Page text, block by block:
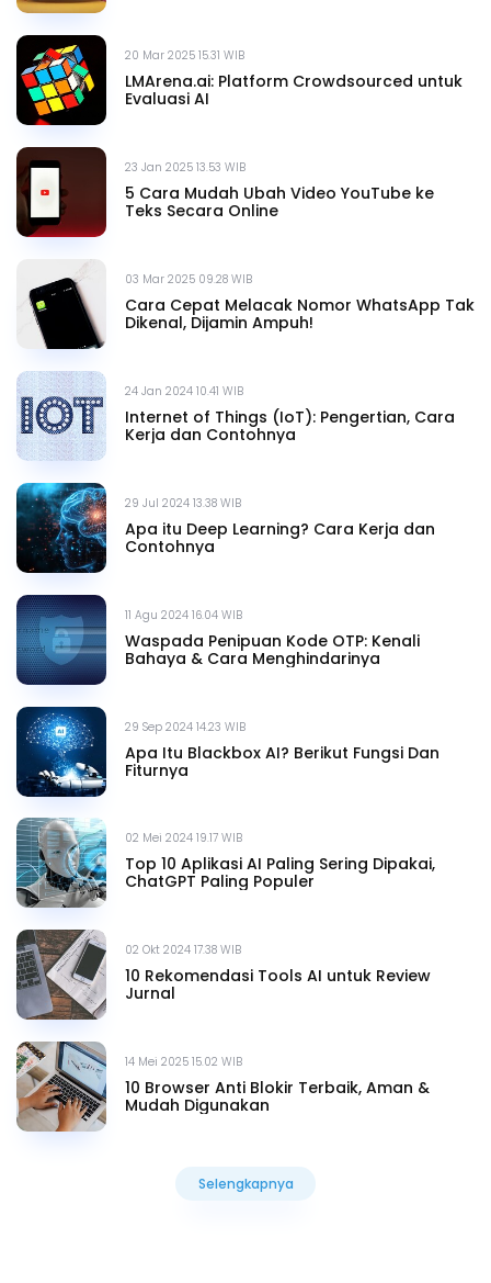
20 Mar 2025 15.31 WIB
LMArena.ai: Platform Crowdsourced untuk
Evaluasi AI
23 Jan 2025 13.53 WIB
5 Cara Mudah Ubah Video YouTube ke
Teks Secara Online
03 Mar 2025 09.28 WIB
Cara Cepat Melacak Nomor WhatsApp Tak
Dikenal, Dijamin Ampuh!
24 Jan 2024 10.41 WIB
Internet of Things (IoT): Pengertian, Cara
Kerja dan Contohnya
29 Jul 2024 13.38 WIB
Apa itu Deep Learning? Cara Kerja dan
Contohnya
11 Agu 2024 16.04 WIB
Waspada Penipuan Kode OTP: Kenali
Bahaya & Cara Menghindarinya
29 Sep 2024 14.23 WIB
Apa Itu Blackbox AI? Berikut Fungsi Dan
Fiturnya
02 Mei 2024 19.17 WIB
Top 10 Aplikasi AI Paling Sering Dipakai,
ChatGPT Paling Populer
02 Okt 2024 17.38 WIB
10 Rekomendasi Tools AI untuk Review
Jurnal
14 Mei 2025 15.02 WIB
10 Browser Anti Blokir Terbaik, Aman &
Mudah Digunakan
Selengkapnya